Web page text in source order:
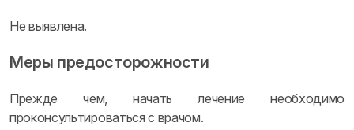
Не выявлена.
Меры предосторожности
Прежде чем, начать лечение необходимо
проконсультироваться с врачом.